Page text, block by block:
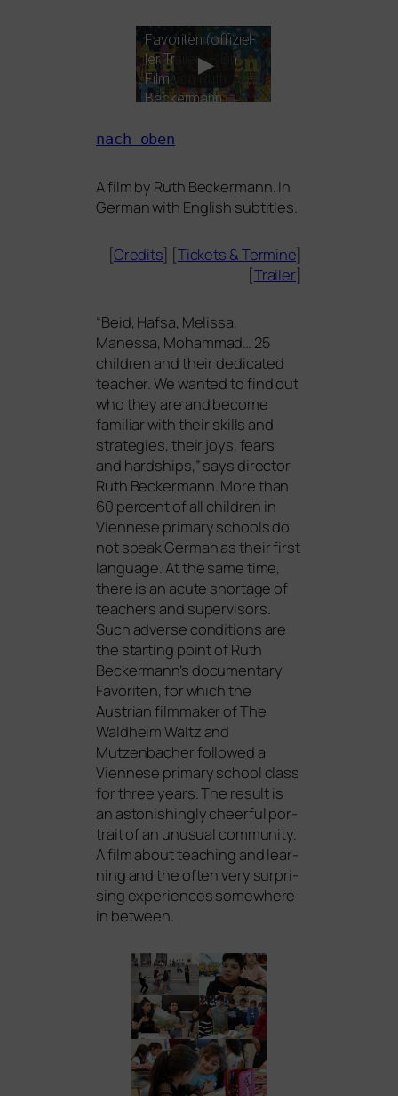
Favoriten (offi­zi­el­
ler Trailer) – Ein
Film von Ruth
Beckermann
nach oben
A film by Ruth Beckermann. In
German with English subtitles.
[Credits] [Tickets &Termine]
[Trailer]
“Beid, Hafsa, Melissa,
Manessa, Mohammad… 25
child­ren and their dedi­ca­ted
tea­cher. We wan­ted to find out
who they are and beco­me
fami­li­ar with their skills and
stra­te­gies, their joys, fears
and hard­ships,” says direc­tor
Ruth Beckermann. More than
60 per­cent of all child­ren in
Viennese pri­ma­ry schools do
not speak German as their first
lan­guage. At the same time,
the­re is an acu­te shorta­ge of
tea­chers and super­vi­sors.
Such adver­se con­di­ti­ons are
the start­ing point of Ruth
Beckermann’s docu­men­ta­ry
Favoriten, for which the
Austrian film­ma­ker ofThe
Waldheim Waltz and
Mutzenbacherfol­lo­wed a
Viennese pri­ma­ry school class
for three years. The result is
an asto­nis­hin­gly cheerful por­
trait of an unu­su­al com­mu­ni­ty.
A film about tea­ching and lear­
ning and the often very sur­pri­
sing expe­ri­en­ces some­whe­re
in between.